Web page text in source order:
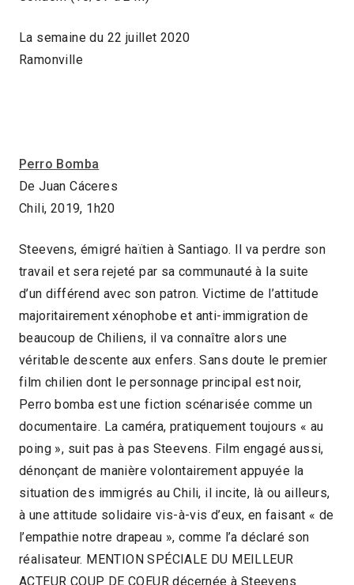
La semaine du 22 juillet 2020
Ramonville
Perro Bomba
De Juan Cáceres
Chili, 2019, 1h20
Steevens, émigré haïtien à Santiago. Il va perdre son
travail et sera rejeté par sa communauté à la suite
d’un différend avec son patron. Victime de l’attitude
majoritairement xénophobe et anti-immigration de
beaucoup de Chiliens, il va connaître alors une
véritable descente aux enfers. Sans doute le premier
film chilien dont le personnage principal est noir,
Perro bomba est une fiction scénarisée comme un
documentaire. La caméra, pratiquement toujours « au
poing », suit pas à pas Steevens. Film engagé aussi,
dénonçant de manière volontairement appuyée la
situation des immigrés au Chili, il incite, là ou ailleurs,
à une attitude solidaire vis-à-vis d’eux, en faisant « de
l’empathie notre drapeau », comme l’a déclaré son
réalisateur. MENTION SPÉCIALE DU MEILLEUR
ACTEUR COUP DE COEUR décernée à Steevens